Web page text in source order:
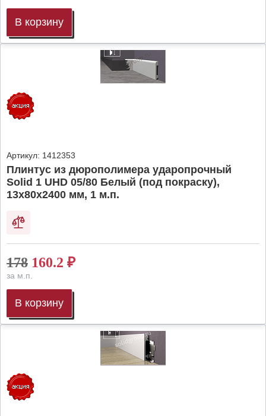
В корзину
Артикул: 1412353
Плинтус из дюрополимера ударопрочный
Solid 1 UHD 05/80 Белый (под покраску),
13х80х2400 мм, 1 м.п.
178 160.2 ₽
за м.п.
В корзину